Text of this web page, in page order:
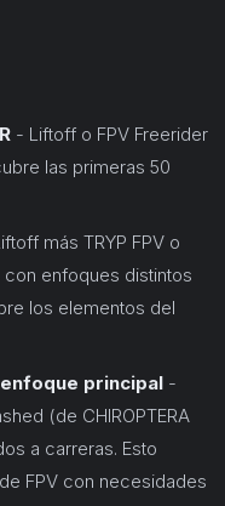
- Liftoff o FPV Freerider
las primeras 50
más TRYP FPV o
enfoques distintos
los elementos del
principal -
(de CHIROPTERA
a carreras. Esto
FPV con necesidades